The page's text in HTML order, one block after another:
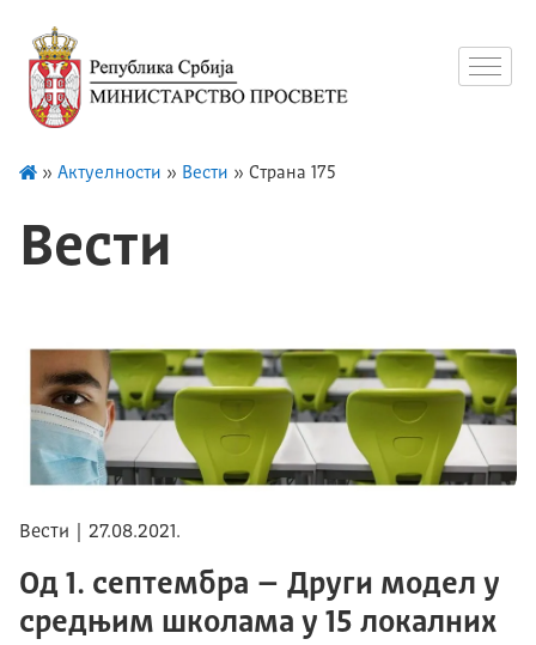
» Актуелности » Вести » Страна 175
Вести
Вести | 27.08.2021.
Од 1. септембра – Други модел у
средњим школама у 15 локалних